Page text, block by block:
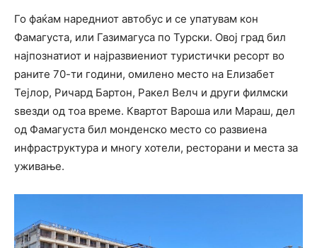
Го фаќам наредниот автобус и се упатувам кон
Фамагуста, или Газимагуса по Турски. Овој град бил
најпознатиот и најразвиениот туристички ресорт во
раните 70-ти години, омилено место на Елизабет
Тејлор, Ричард Бартон, Ракел Велч и други филмски
ѕвезди од тоа време. Квартот Вароша или Мараш, дел
од Фамагуста бил монденско место со развиена
инфраструктура и многу хотели, ресторани и места за
уживање.